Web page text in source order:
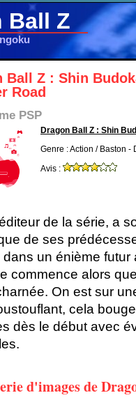
Ball Z
Ball Z : Shin
Road
PSP
Dragon Ball Z : Shin
Genre : Action / Baston -
Avis :
de la série, a
de ses
dans un énième
commence alors
On est sur
cela
dès le début avec
d'images de